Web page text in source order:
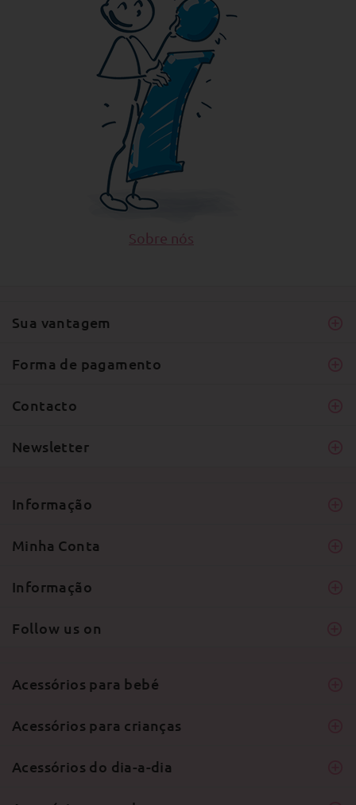
Sobre nós
Sua vantagem
Forma de pagamento
Contacto
Newsletter
Informação
Minha Conta
Informação
Follow us on
Acessórios para bebé
Acessórios para crianças
Acessórios do dia-a-dia